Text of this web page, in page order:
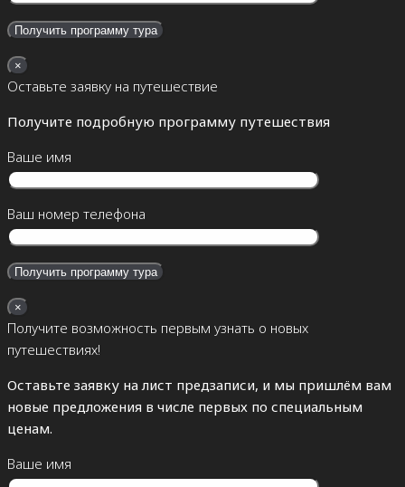
×
Оставьте заявку на путешествие
Получите подробную программу путешествия
Ваше имя
Ваш номер телефона
×
Получите возможность первым узнать о новых
путешествиях!
Оставьте заявку на лист предзаписи, и мы пришлём вам
новые предложения в числе первых по специальным
ценам.
Ваше имя